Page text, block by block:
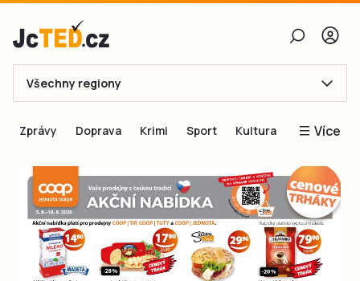
E-mail
Obnovit heslo
Přihlásit se
Přihlásit se přes Facebook
Všechny regiony
Zprávy Doprava Krimi Sport Kultura Více
Inspirace
Čtenáři píší
Speciální přílohy
Inzerce